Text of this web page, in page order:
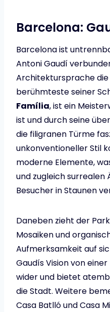
Barcelona:
Barcelona ist
Antoni Gaudí
Architektursprache
berühmteste seiner
Família, ist ein
ist und durch seine
die filigranen Türme
unkonventioneller Stil
moderne Elemente,
und zugleich surrealen
Besucher in Staunen
Daneben zieht der
Mosaiken und
Aufmerksamkeit auf
Gaudís Vision von
wider und bietet
die Stadt. Weitere
Casa Batlló und Casa